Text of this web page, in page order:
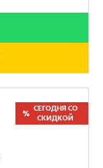
СЕГОДНЯ СО
СКИДКОЙ